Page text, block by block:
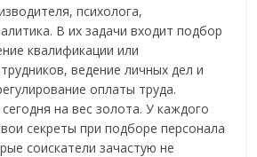
психолога,
В их задачи входит подбор
квалификации или
ведение личных дел и
оплаты труда.
на вес золота. У каждого
секреты при подборе персонала
соискатели зачастую не